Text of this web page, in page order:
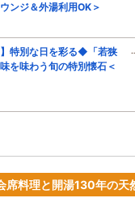
ンジ＆外湯利用OK＞
】特別な日を彩る◆「若狭
を味わう旬の特別懐石＜
席料理と開湯130年の天